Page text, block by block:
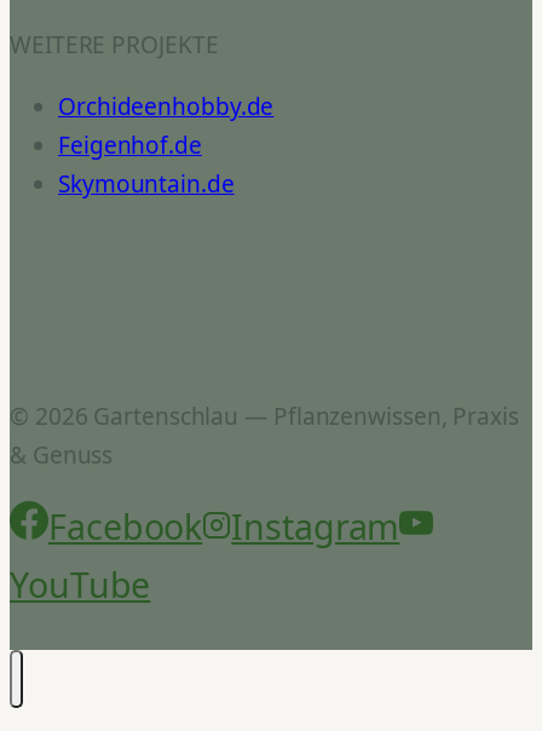
WEITERE PROJEKTE
Orchideenhobby.de
Feigenhof.de
Skymountain.de
© 2026 Gartenschlau — Pflanzenwissen, Praxis
& Genuss
Facebook
Instagram
YouTube